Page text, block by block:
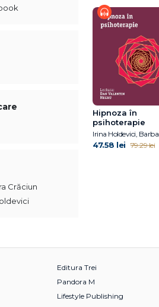
Crăciun
Hipnoza în
psihoterapie
47.58 lei 79.29 lei
Editura Trei
Pandora M
Lifestyle Publishing